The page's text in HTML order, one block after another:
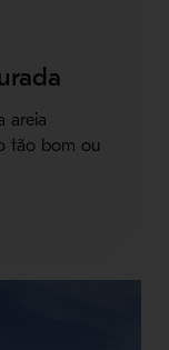
areia
tão bom ou